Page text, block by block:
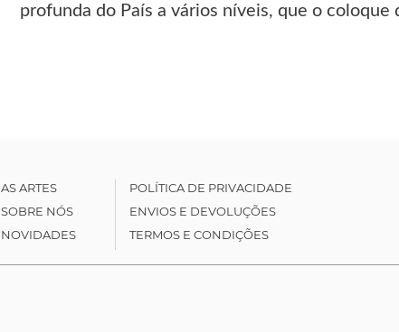
profunda do País a vários níveis, que o
AS ARTES
SOBRE NÓS
NOVIDADES
POLÍTICA DE PRIVACIDADE
ENVIOS E DEVOLUÇÕES
TERMOS E CONDIÇÕES